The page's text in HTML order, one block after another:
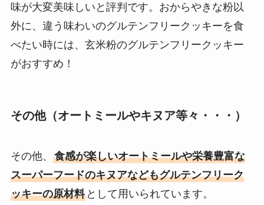
味が大変美味しいと評判です。おからやきな粉以
外に、違う味わいのグルテンフリークッキーを食
べたい時には、玄米粉のグルテンフリークッキー
がおすすめ！
その他（オートミールやキヌア等々・・・）
その他、 食感が楽しいオートミールや栄養豊富な
スーパーフードのキヌアなどもグルテンフリーク
ッキーの原材料として用いられています。